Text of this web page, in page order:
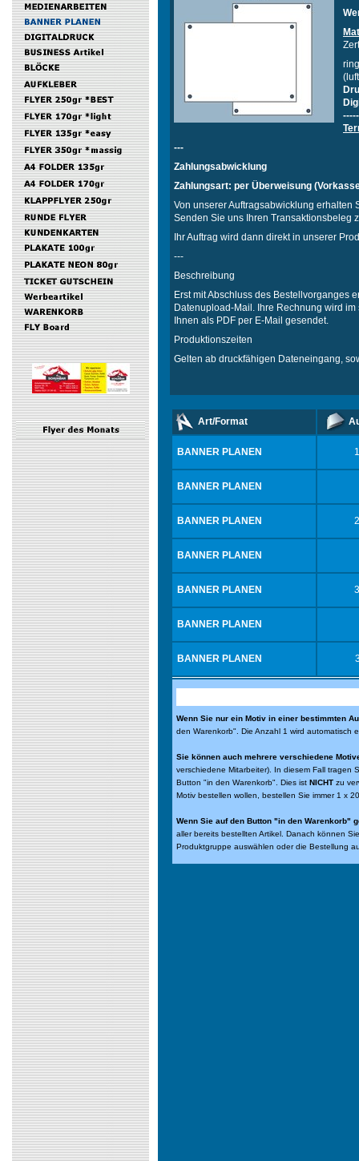
---
Zahlungsabwicklung
Zahlungsart: per Überweisung
Von unserer Auftragsabwicklung erhalten
Senden Sie uns Ihren Transaktionsbeleg
Ihr Auftrag wird dann direkt in unserer
---
Beschreibung
Erst mit Abschluss des Bestellvorganges
Datenupload-Mail. Ihre Rechnung wird
Ihnen als PDF per E-Mail gesendet.
Produktionszeiten
Gelten ab druckfähigen Dateneingang,
Art/Format
BANNER PLANEN
BANNER PLANEN
BANNER PLANEN
BANNER PLANEN
BANNER PLANEN
BANNER PLANEN
BANNER PLANEN
Wenn Sie nur ein Motiv in einer bestimmten
den Warenkorb". Die Anzahl 1 wird automatisch
Sie können auch mehrere verschiedene
verschiedene Mitarbeiter). In diesem Fall tragen
Button "in den Warenkorb". Dies ist NICHT zu
Motiv bestellen wollen, bestellen Sie immer 1 x
Wenn Sie auf den Button "in den Warenkorb"
aller bereits bestellten Artikel. Danach können
Produktgruppe auswählen oder die Bestellung